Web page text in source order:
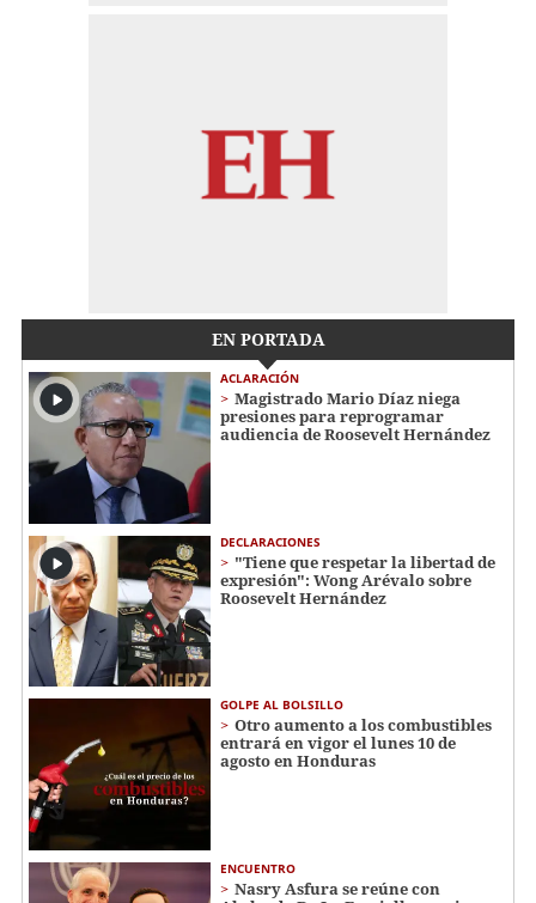
EN PORTADA
ACLARACIÓN
Magistrado Mario Díaz niega
presiones para reprogramar
audiencia de Roosevelt Hernández
DECLARACIONES
"Tiene que respetar la libertad de
expresión": Wong Arévalo sobre
Roosevelt Hernández
GOLPE AL BOLSILLO
Otro aumento a los combustibles
entrará en vigor el lunes 10 de
agosto en Honduras
ENCUENTRO
Nasry Asfura se reúne con